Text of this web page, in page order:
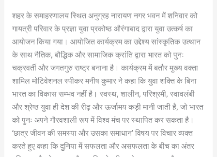
शहर के समाहरणालय स्थित अनुग्रह नारायण नगर भवन में शनिवार को
गायत्री परिवार के प्रज्ञा युवा प्रकोष्ठ औरंगाबाद द्वारा युवा उत्कर्ष का
आयोजन किया गया। आयोजित कार्यक्रम का उद्देश्य सांस्कृतिक उत्थान
के साथ नैतिक, बौद्धिक और सामाजिक क्रांति द्वारा भारत को पुनः
चक्रवर्ती और जगतगुरु राष्ट्र बनाना है। कार्यक्रम में बतौर मुख्य वक्ता
शामिल मोटिवेशनल स्पीकर मनीष कुमार ने कहा कि युवा शक्ति के बिना
भारत का विकास सम्भव नहीं है। स्वस्थ, शालीन, परिश्रमी, स्वावलंबी
और श्रेष्ठ युवा ही देश की रीढ़ और ऊर्जामय कड़ी मानी जाती है, जो भारत
को पुनः अपने गौरवशाली रूप में विश्व मंच पर स्थापित कर सकता है।
‘छात्र जीवन की समस्या और उसका समाधान’ विषय पर विचार व्यक्त
करते हुए कहा कि दुनिया में सफलता और असफलता के बीच का अंतर